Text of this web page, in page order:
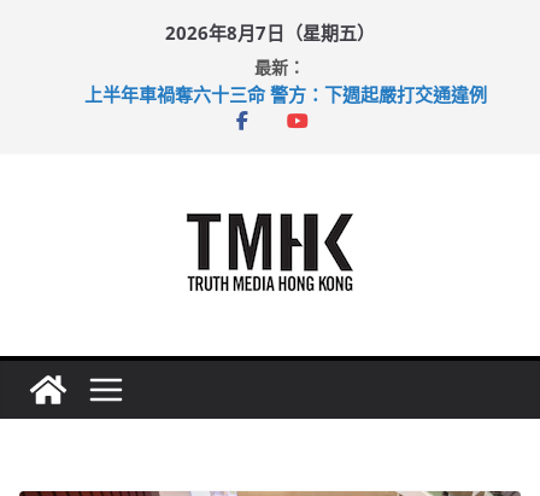
2026年8月7日（星期五）
最新：
上半年車禍奪六十三命 警方：下週起嚴打交通違例
性罪行修例獲九成支持 鄧炳強：爭取今屆任期內完成立法